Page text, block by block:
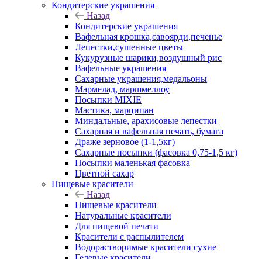
Кондитерские украшения
Назад
Кондитерские украшения
Вафельная крошка,савоярди,печенье
Лепестки,сушенные цветы
Кукурузные шарики,воздушный рис
Вафельные украшения
Сахарные украшения,медальоны
Мармелад, маршмеллоу
Посыпки MIXIE
Мастика, марципан
Миндальные, арахисовые лепестки
Сахарная и вафельная печать, бумага
Драже зерновое (1-1,5кг)
Сахарные посыпки (фасовка 0,75-1,5 кг)
Посыпки маленькая фасовка
Цветной сахар
Пищевые красители
Назад
Пищевые красители
Натуральные красители
Для пищевой печати
Красители с распылителем
Водорастворимые красители сухие